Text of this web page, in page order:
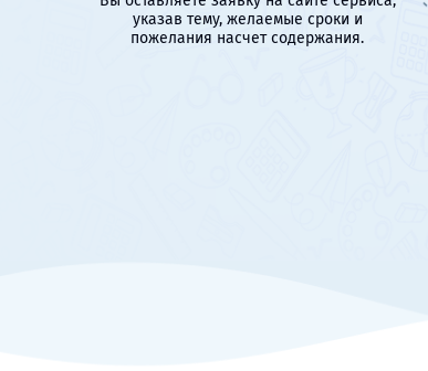
указав тему, желаемые сроки и
пожелания насчет содержания.